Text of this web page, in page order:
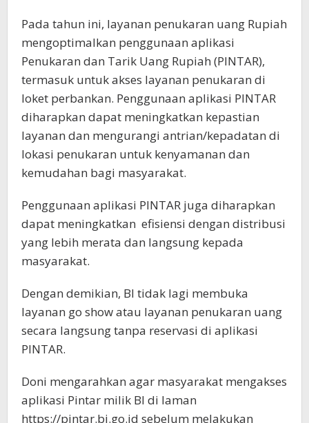
Pada tahun ini, layanan penukaran uang Rupiah
mengoptimalkan penggunaan aplikasi
Penukaran dan Tarik Uang Rupiah (PINTAR),
termasuk untuk akses layanan penukaran di
loket perbankan. Penggunaan aplikasi PINTAR
diharapkan dapat meningkatkan kepastian
layanan dan mengurangi antrian/kepadatan di
lokasi penukaran untuk kenyamanan dan
kemudahan bagi masyarakat.
Penggunaan aplikasi PINTAR juga diharapkan
dapat meningkatkan efisiensi dengan distribusi
yang lebih merata dan langsung kepada
masyarakat.
Dengan demikian, BI tidak lagi membuka
layanan go show atau layanan penukaran uang
secara langsung tanpa reservasi di aplikasi
PINTAR.
Doni mengarahkan agar masyarakat mengakses
aplikasi Pintar milik BI di laman
https://pintar.bi.go.id sebelum melakukan